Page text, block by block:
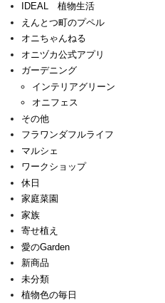
IDEAL 植物生活
えんとつ町のプペル
オニちゃんねる
オニヅカ公式アプリ
ガーデニング
インテリアグリーン
オニフェス
その他
フラワンダフルライフ
マルシェ
ワークショップ
休日
家庭菜園
家族
寄せ植え
愛のGarden
新商品
未分類
植物色の毎日